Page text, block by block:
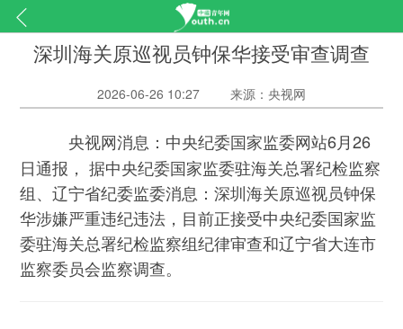
深圳海关原巡视员钟保华接受审查调查
2026-06-26 10:27 来源：央视网
央视网消息： 中央纪委国家监委网站6月26
日通报， 据中央纪委国家监委驻海关总署纪检监察
组、辽宁省纪委监委消息：深圳海关原巡视员钟保
华涉嫌严重违纪违法，目前正接受中央纪委国家监
委驻海关总署纪检监察组纪律审查和辽宁省大连市
监察委员会监察调查。